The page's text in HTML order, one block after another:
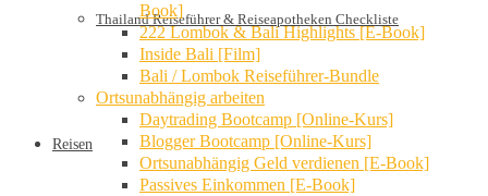
Thailand Reiseführer & Reiseapotheken Checkliste
Reisen
Book]
222 Lombok & Bali Highlights [E-Book]
Inside Bali [Film]
Bali / Lombok Reiseführer-Bundle
Ortsunabhängig arbeiten
Daytrading Bootcamp [Online-Kurs]
Blogger Bootcamp [Online-Kurs]
Ortsunabhängig Geld verdienen [E-Book]
Passives Einkommen [E-Book]